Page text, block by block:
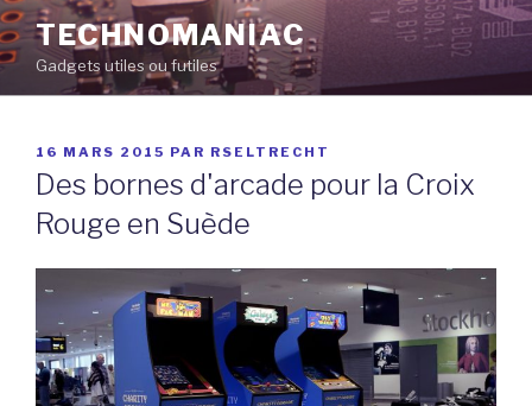
Aller
au
contenu
principal
TECHNOMANIAC
Gadgets utiles ou futiles
PUBLIÉ
LE
16 MARS 2015 PAR RSELTRECHT
Des bornes d'arcade pour la Croix
Rouge en Suède